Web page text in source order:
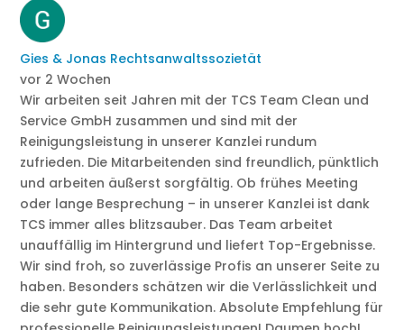
Gies & Jonas Rechtsanwaltssozietät
vor 2 Wochen
Wir arbeiten seit Jahren mit der TCS Team Clean und
Service GmbH zusammen und sind mit der
Reinigungsleistung in unserer Kanzlei rundum
zufrieden. Die Mitarbeitenden sind freundlich, pünktlich
und arbeiten äußerst sorgfältig. Ob frühes Meeting
oder lange Besprechung – in unserer Kanzlei ist dank
TCS immer alles blitzsauber. Das Team arbeitet
unauffällig im Hintergrund und liefert Top-Ergebnisse.
Wir sind froh, so zuverlässige Profis an unserer Seite zu
haben. Besonders schätzen wir die Verlässlichkeit und
die sehr gute Kommunikation. Absolute Empfehlung für